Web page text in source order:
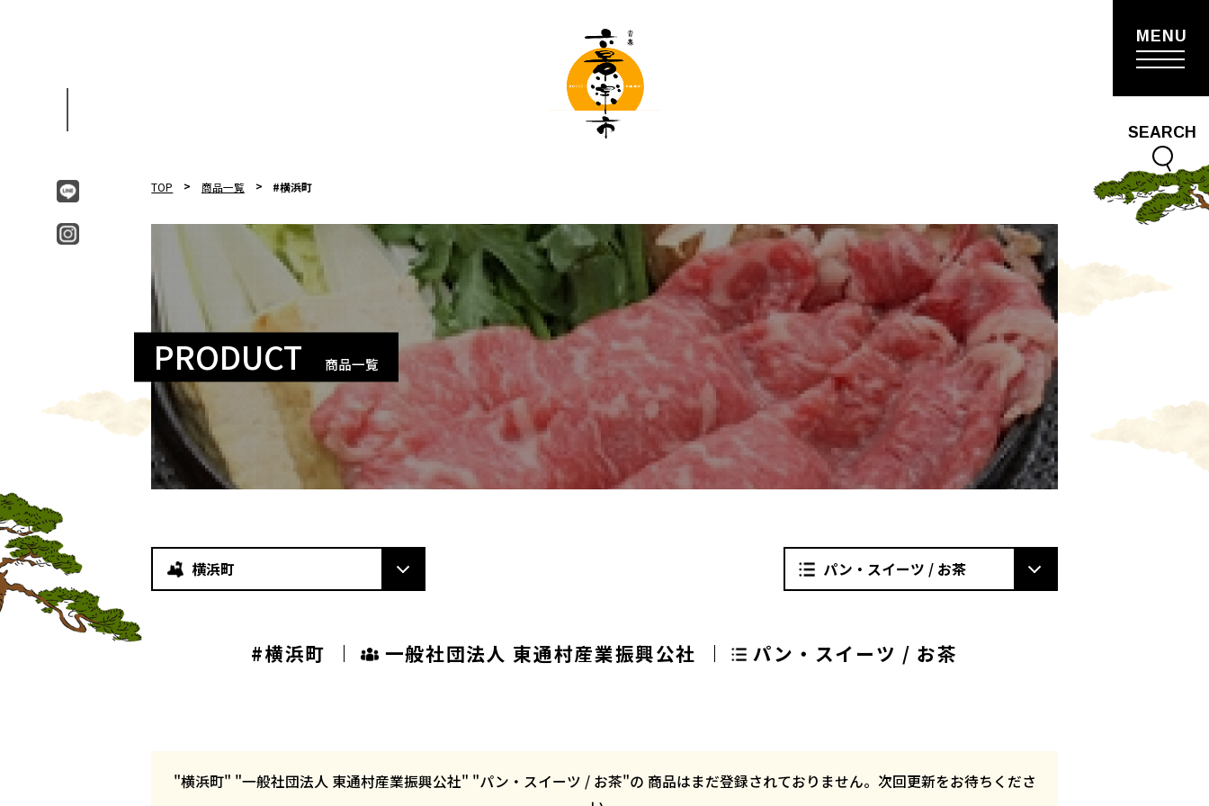
SEARCH
MENU
TOP 商品一覧 #横浜町
PRODUCT 商品一覧
横浜町 パン・スイーツ / お茶
#横浜町 一般社団法人 東通村産業振興公社 パン・スイーツ / お茶
"横浜町" "一般社団法人 東通村産業振興公社" "パン・スイーツ / お茶"の 商品はまだ登録されておりません。次回更新をお待ちくださ